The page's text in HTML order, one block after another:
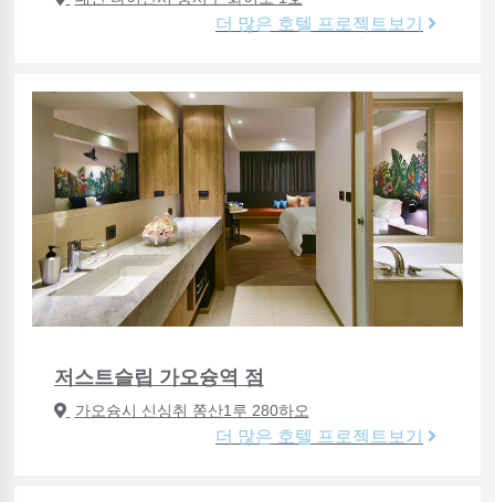
더 많은 호텔 프로젝트보기
저스트슬립 가오슝역 점
가오슝시 신싱취 쫑산1루 280하오
더 많은 호텔 프로젝트보기